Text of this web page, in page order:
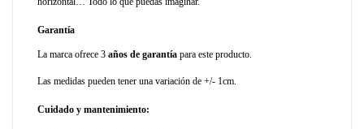
Garantía
La marca ofrece 3 años de garantía para este producto.
Las medidas pueden tener una variación de +/- 1cm.
Cuidado y mantenimiento: